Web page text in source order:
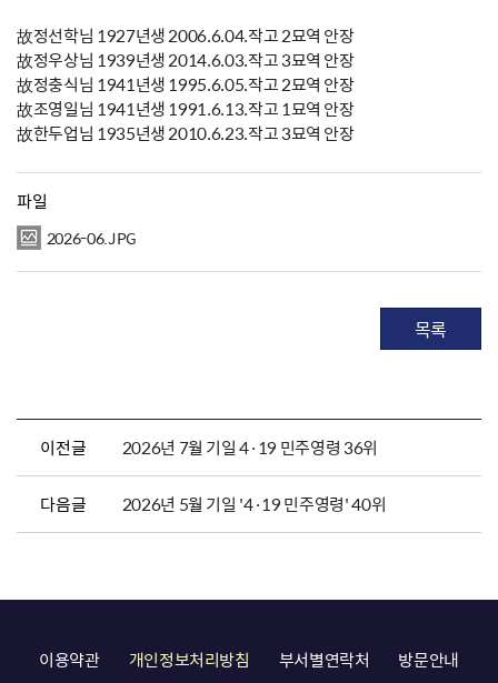
故정선학님 1927년생 2006.6.04.작고 2묘역 안장
故정우상님 1939년생 2014.6.03.작고 3묘역 안장
故정충식님 1941년생 1995.6.05.작고 2묘역 안장
故조영일님 1941년생 1991.6.13.작고 1묘역 안장
故한두업님 1935년생 2010.6.23.작고 3묘역 안장
파일
2026-06.JPG
목록
이전글 2026년 7월 기일 4·19 민주영령 36위
다음글 2026년 5월 기일 '4·19 민주영령' 40위
이용약관 개인정보처리방침 부서별연락처
방문안내